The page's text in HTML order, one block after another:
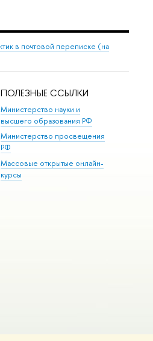
в почтовой переписке (на
ПОЛЕЗНЫЕ ССЫЛКИ
Министерство науки и
высшего образования РФ
Министерство просвещения
РФ
Массовые открытые онлайн-
курсы